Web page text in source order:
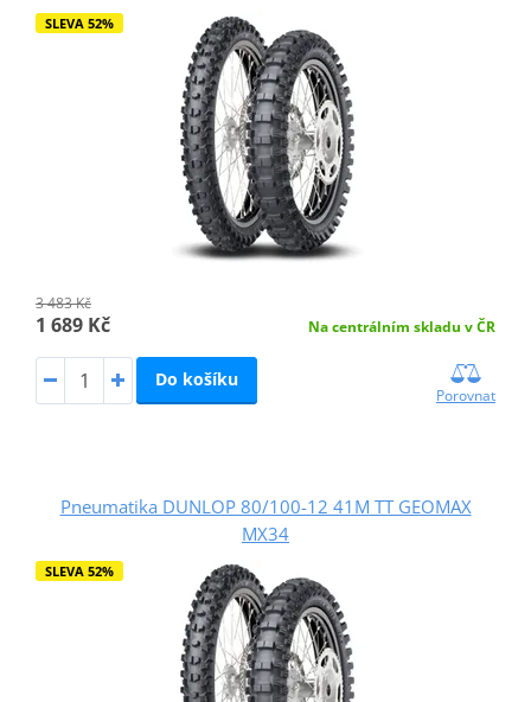
SLEVA 52%
3 483 Kč
1 689 Kč Na centrálním skladu v ČR
Do košíku
Porovnat
Pneumatika DUNLOP 80/100-12 41M TT GEOMAX
MX34
SLEVA 52%